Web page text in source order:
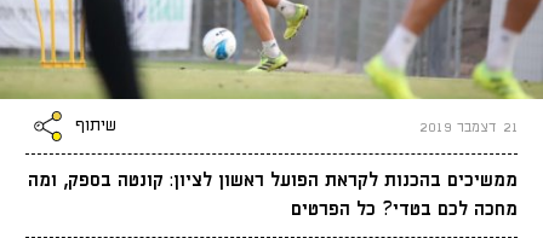
21 דצמבר 2019 שיתוף
ממשיכים בהכנות לקראת הפועל ראשון לציון: קונטה בספק, ומה
מחכה לכם בטדי? כל הפרטים